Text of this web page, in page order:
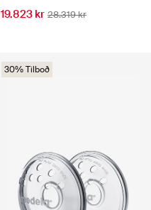
19.823 kr 28.319 kr
30% Tilboð